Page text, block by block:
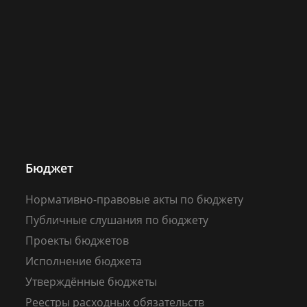
Бюджет
Нормативно-правовые акты по бюджету
Публичные слушания по бюджету
Проекты бюджетов
Исполнение бюджета
Утверждённые бюджеты
Реестры расходных обязательств